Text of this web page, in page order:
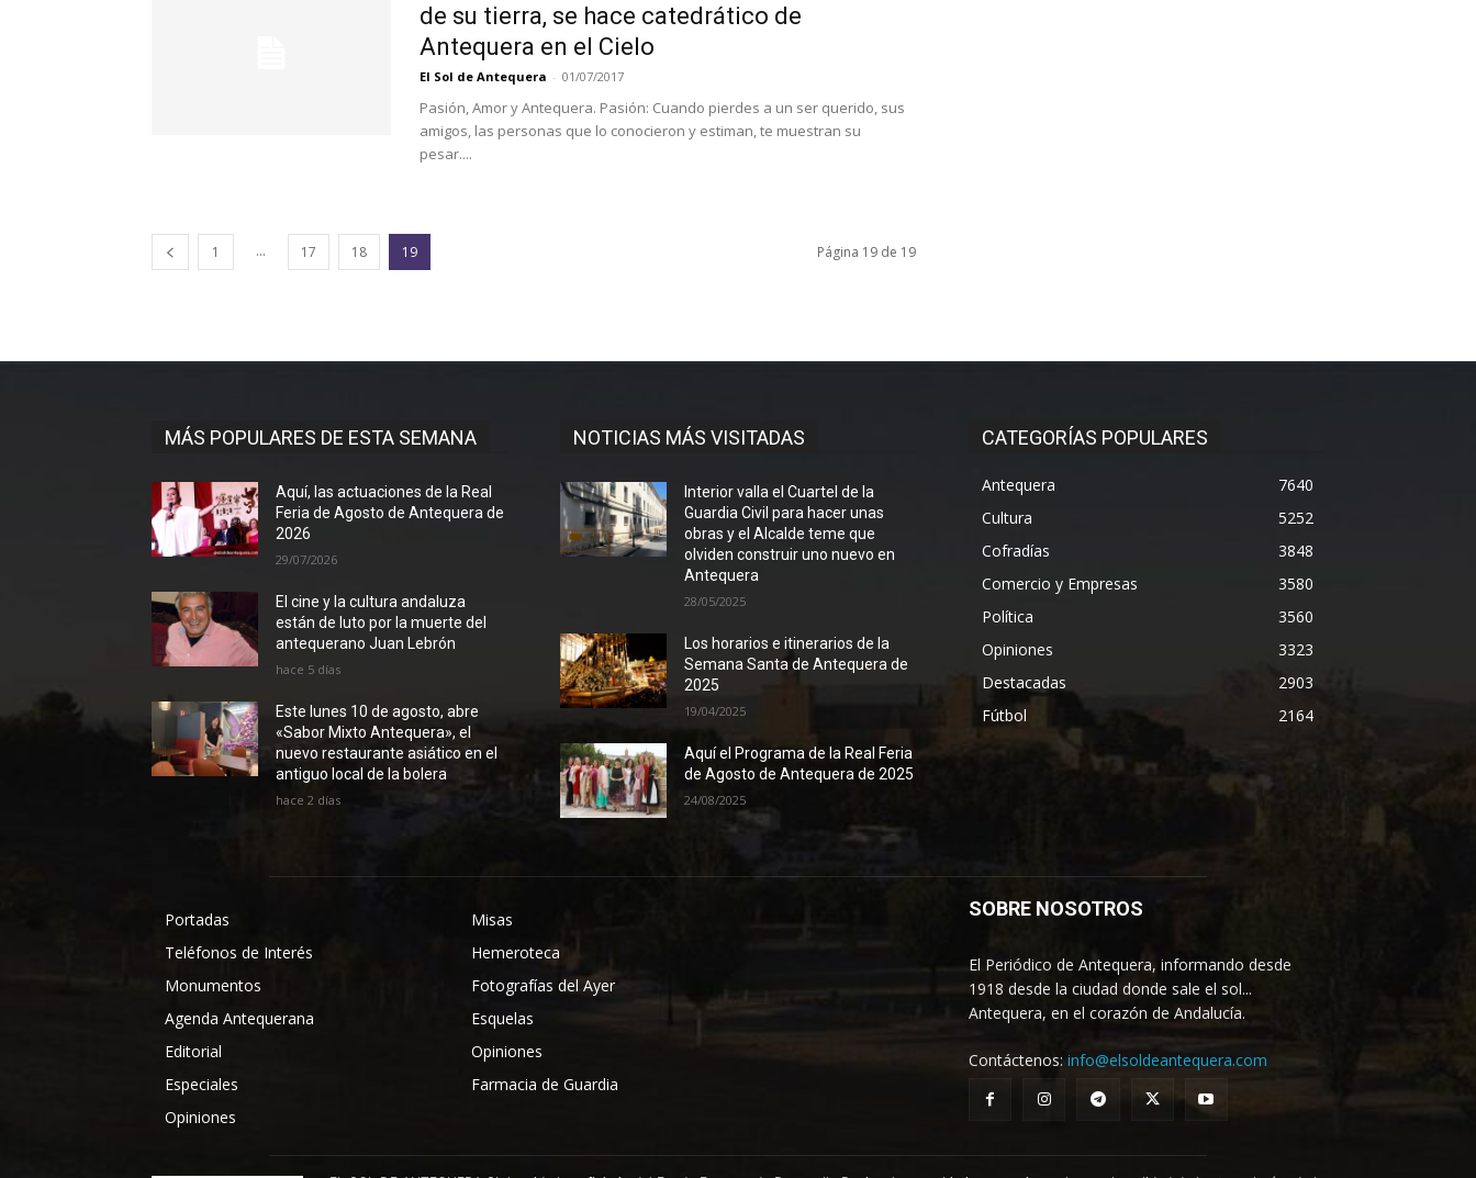
de su tierra, se hace catedrático de
Antequera en el Cielo
El Sol de Antequera - 01/07/2017
Pasión, Amor y Antequera. Pasión: Cuando pierdes a un ser querido, sus
amigos, las personas que lo conocieron y estiman, te muestran su
pesar....
1 ... 17 18 19 Página 19 de 19
MÁS POPULARES DE ESTA SEMANA
Aquí, las actuaciones de la Real
Feria de Agosto de Antequera de
2026
29/07/2026
El cine y la cultura andaluza
están de luto por la muerte del
antequerano Juan Lebrón
hace 5 días
Este lunes 10 de agosto, abre
«Sabor Mixto Antequera», el
nuevo restaurante asiático en el
antiguo local de la bolera
hace 2 días
NOTICIAS MÁS VISITADAS
Interior valla el Cuartel de la
Guardia Civil para hacer unas
obras y el Alcalde teme que
olviden construir uno nuevo en
Antequera
28/05/2025
Los horarios e itinerarios de la
Semana Santa de Antequera de
2025
19/04/2025
Aquí el Programa de la Real Feria
de Agosto de Antequera de 2025
24/08/2025
CATEGORÍAS POPULARES
Antequera
7640
Cultura
5252
Cofradías
3848
Comercio y Empresas
3580
Política
3560
Opiniones
3323
Destacadas
2903
Fútbol
2164
Portadas
Teléfonos de Interés
Monumentos
Agenda Antequerana
Editorial
Especiales
Opiniones
Misas
Hemeroteca
Fotografías del Ayer
Esquelas
Opiniones
Farmacia de Guardia
SOBRE NOSOTROS
El Periódico de Antequera, informando desde
1918 desde la ciudad donde sale el sol...
Antequera, en el corazón de Andalucía.
Contáctenos: info@elsoldeantequera.com